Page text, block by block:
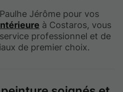
Jérôme pour vos
à Costaros, vous
professionnel et de
de premier choix.